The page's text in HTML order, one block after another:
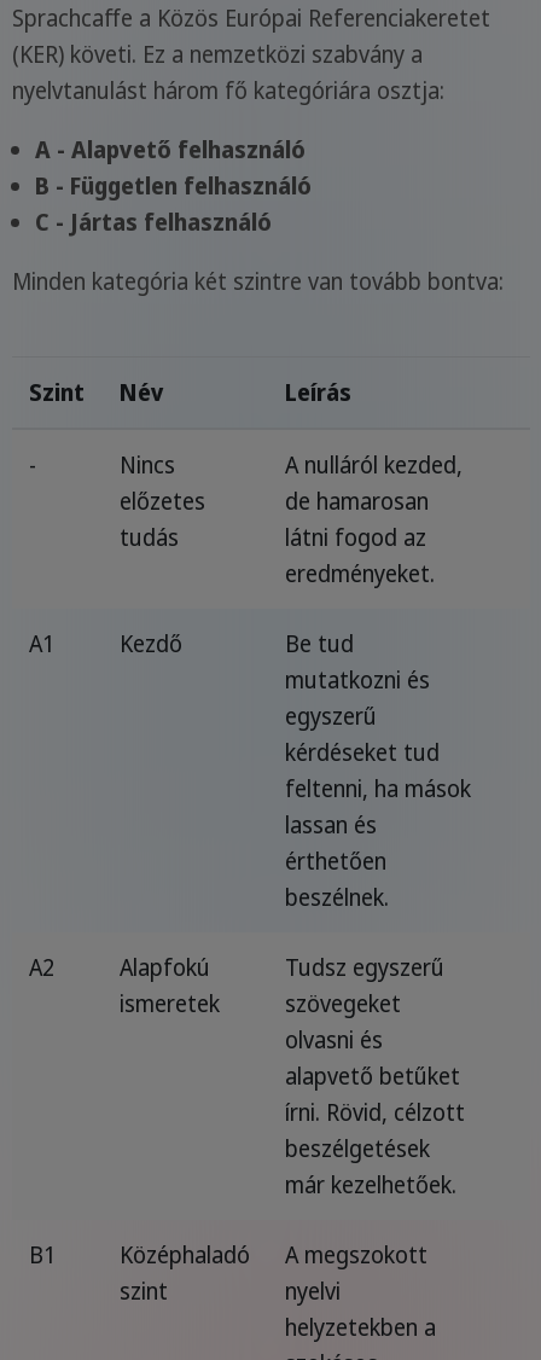
Sprachcaffe a Közös Európai Referenciakeretet
(KER) követi. Ez a nemzetközi szabvány a
nyelvtanulást három fő kategóriára osztja:
A - Alapvető felhasználó
B - Független felhasználó
C - Jártas felhasználó
Minden kategória két szintre van tovább bontva:
Szint Név Leírás
-
Nincs
előzetes
tudás
A nulláról kezded,
de hamarosan
látni fogod az
eredményeket.
A1 Kezdő
Be tud
mutatkozni és
egyszerű
kérdéseket tud
feltenni, ha mások
lassan és
érthetően
beszélnek.
A2
Alapfokú
ismeretek
Tudsz egyszerű
szövegeket
olvasni és
alapvető betűket
írni. Rövid, célzott
beszélgetések
már kezelhetőek.
B1
Középhaladó
szint
A megszokott
nyelvi
helyzetekben a